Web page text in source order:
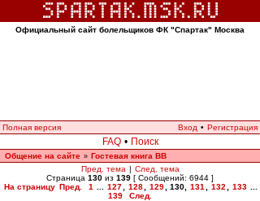
Официальный сайт болельщиков ФК "Спартак" Москва
Полная версия Вход • Регистрация
FAQ • Поиск
Общение на сайте » Гостевая книга ВВ
Пред. тема | След. тема
Страница 130 из 139 [ Сообщений: 6944 ]
На страницу Пред. 1 127 128 129 130, 131 132 133
139
След.